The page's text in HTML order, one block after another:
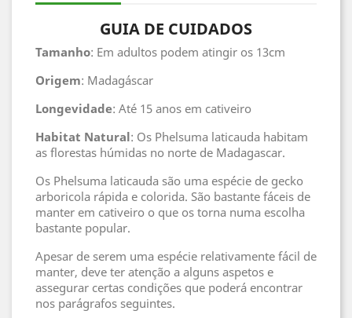
GUIA DE CUIDADOS
Tamanho: Em adultos podem atingir os 13cm
Origem: Madagáscar
Longevidade: Até 15 anos em cativeiro
Habitat Natural: Os Phelsuma laticauda habitam
as florestas húmidas no norte de Madagascar.
Os Phelsuma laticauda são uma espécie de gecko
arboricola rápida e colorida. São bastante fáceis de
manter em cativeiro o que os torna numa escolha
bastante popular.
Apesar de serem uma espécie relativamente fácil de
manter, deve ter atenção a alguns aspetos e
assegurar certas condições que poderá encontrar
nos parágrafos seguintes.